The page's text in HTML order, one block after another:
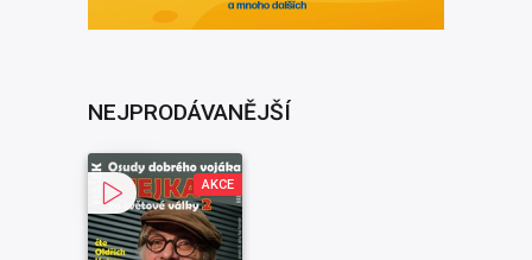
NEJPRODÁVANĚJŠÍ
AKCE